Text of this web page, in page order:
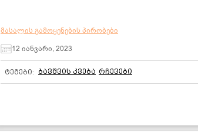
მასალის გამოყენების პირობები
12 იანვარი, 2023
ტეგები: ბავშვის კვება რჩევები